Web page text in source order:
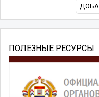
ПОЛЕЗНЫЕ РЕСУРСЫ